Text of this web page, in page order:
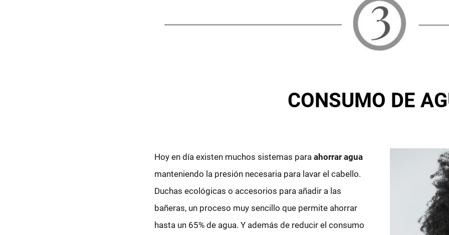
CONSUMO DE
Hoy en día existen muchos sistemas para ahorrar agua
manteniendo la presión necesaria para lavar el cabello.
Duchas ecológicas o accesorios para añadir a las
bañeras, un proceso muy sencillo que permite ahorrar
hasta un 65% de agua. Y además de reducir el consumo